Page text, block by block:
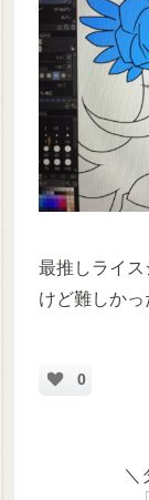
最推しライ
けど難しかっ
0
＼